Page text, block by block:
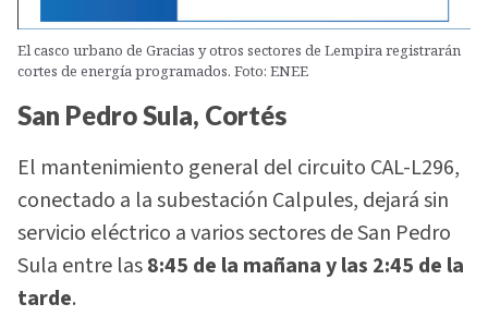
El casco urbano de Gracias y otros sectores de Lempira registrarán
cortes de energía programados. Foto: ENEE
San Pedro Sula, Cortés
El mantenimiento general del circuito CAL-L296,
conectado a la subestación Calpules, dejará sin
servicio eléctrico a varios sectores de San Pedro
Sula entre las8:45 de la mañana y las 2:45 de la
tarde.